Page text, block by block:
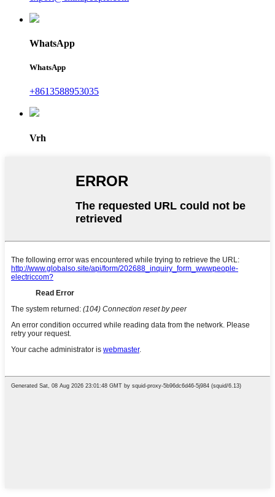
WhatsApp
WhatsApp
+8613588953035
Vrh